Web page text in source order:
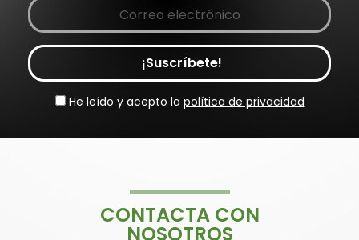
¡Suscríbete!
He leído y acepto la política de privacidad
CONTACTA CON
NOSOTROS